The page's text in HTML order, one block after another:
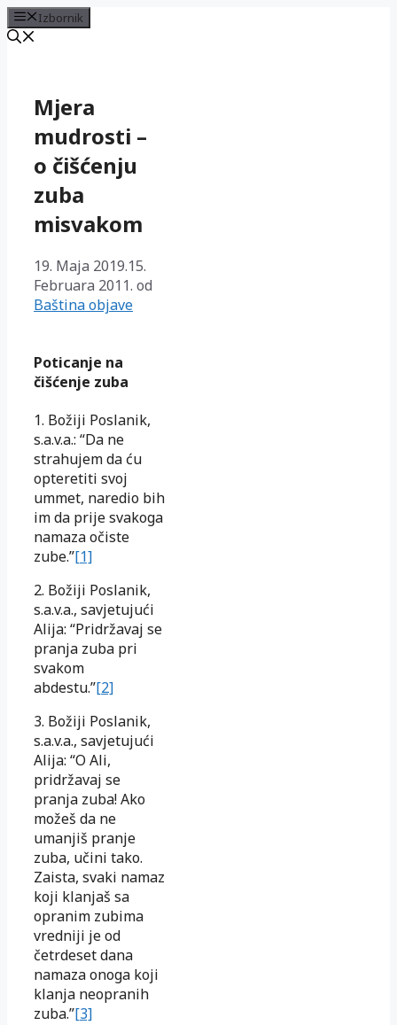
Izbornik
sadržajMjera
mudrosti –
o čišćenju
zuba
misvakom
19. Maja 2019.15.
Februara 2011. od
Baština objave
Poticanje na
čišćenje zuba
1. Božiji Poslanik,
s.a.v.a.: “Da ne
strahujem da ću
opteretiti svoj
ummet, naredio bih
im da prije svakoga
namaza očiste
zube.”[1]
2. Božiji Poslanik,
s.a.v.a., savjetujući
Alija: “Pridržavaj se
pranja zuba pri
svakom
abdestu.”[2]
3. Božiji Poslanik,
s.a.v.a., savjetujući
Alija: “O Ali,
pridržavaj se
pranja zuba! Ako
možeš da ne
umanjiš pranje
zuba, učini tako.
Zaista, svaki namaz
koji klanjaš sa
opranim zubima
vredniji je od
četrdeset dana
namaza onoga koji
klanja neopranih
zuba.”[3]